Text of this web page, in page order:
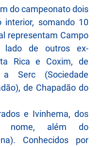
do campeonato dois
somando 10
representam Campo
lado de outros ex-
Rica e Coxim, de
Serc (Sociedade
de Chapadão do
e Ivinhema, dos
nome, além do
Conhecidos por